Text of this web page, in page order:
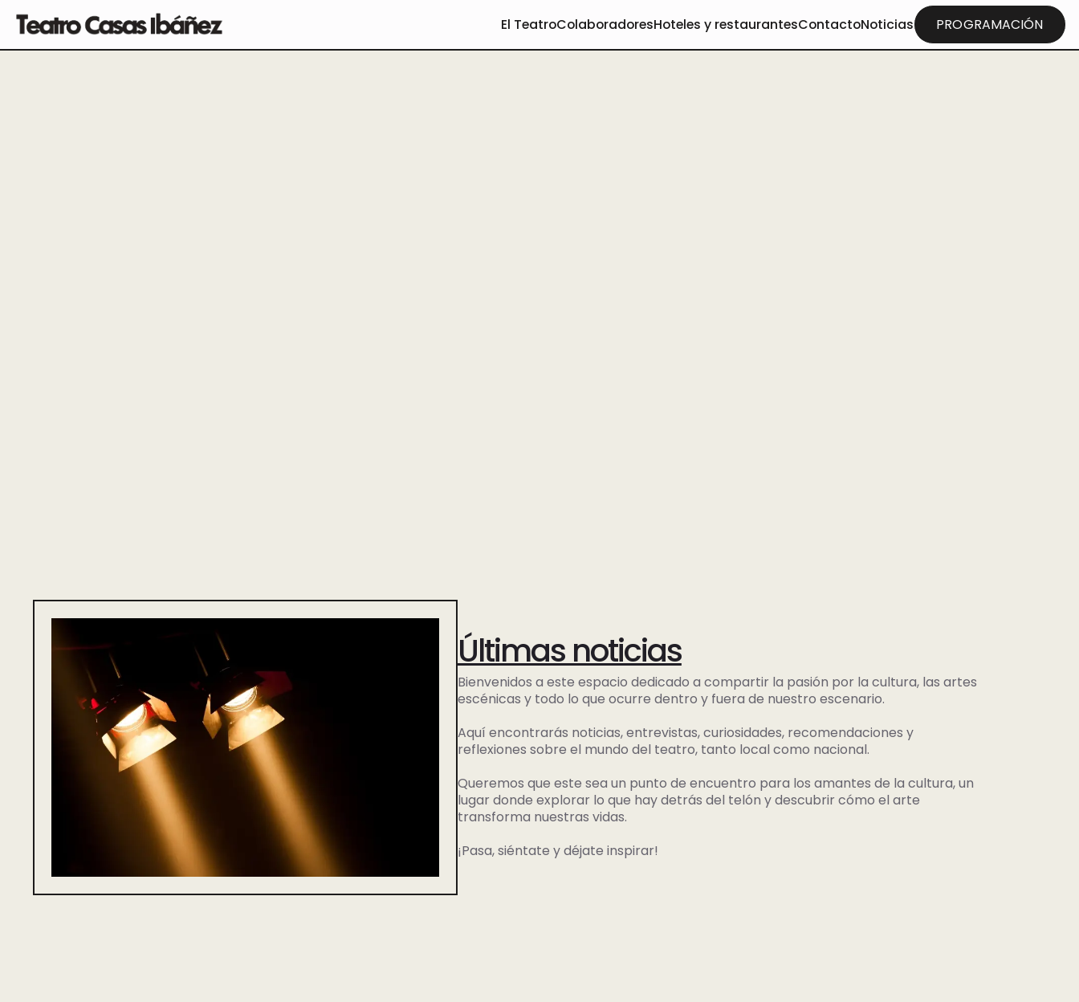
El TeatroColaboradoresHoteles y restaurantesContactoNoticias PROGRAMACIÓN
Últimas noticias
Bienvenidos a este espacio dedicado a compartir la pasión por la cultura, las artes
escénicas y todo lo que ocurre dentro y fuera de nuestro escenario.
Aquí encontrarás noticias, entrevistas, curiosidades, recomendaciones y
reflexiones sobre el mundo del teatro, tanto local como nacional.
Queremos que este sea un punto de encuentro para los amantes de la cultura, un
lugar donde explorar lo que hay detrás del telón y descubrir cómo el arte
transforma nuestras vidas.
¡Pasa, siéntate y déjate inspirar!